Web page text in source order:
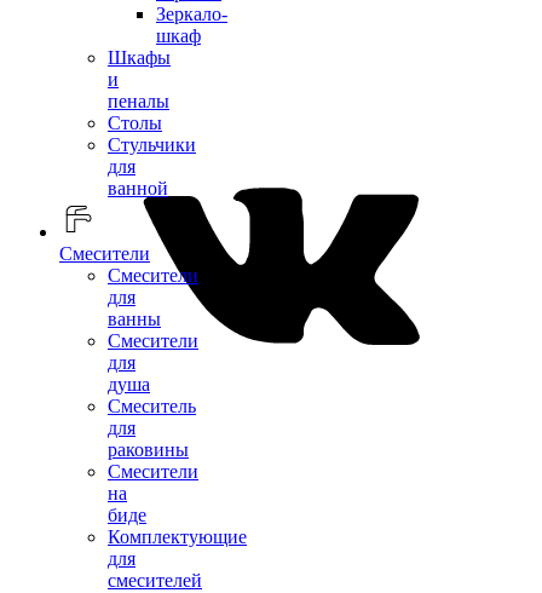
Зеркало-
шкаф
Шкафы
и
пеналы
Столы
Стульчики
для
ванной
Смесители
Смесители
для
ванны
Смесители
для
душа
Смеситель
для
раковины
Смесители
на
биде
Комплектующие
для
смесителей